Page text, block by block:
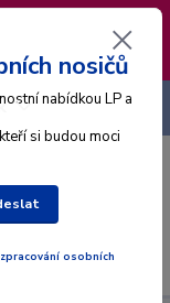
Datum
na pátek
Menu
nosičů
nabídkou LP a
si budou moci
osobních